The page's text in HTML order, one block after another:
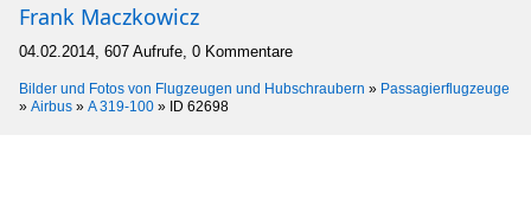
Frank Maczkowicz
04.02.2014, 607 Aufrufe, 0 Kommentare
Bilder und Fotos von Flugzeugen und Hubschraubern » Passagierflugzeuge
» Airbus » A 319-100 » ID 62698